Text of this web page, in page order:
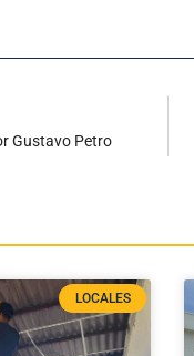
Gustavo Petro
LOCALES